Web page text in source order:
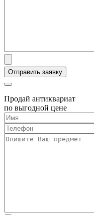
Продай антиквариат
по выгодной цене